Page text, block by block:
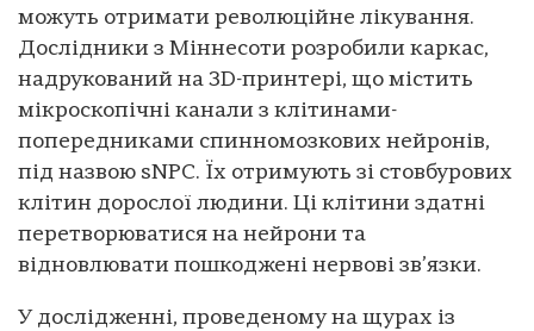
можуть отримати революційне лікування.
Дослідники з Міннесоти розробили каркас,
надрукований на 3D-принтері, що містить
мікроскопічні канали з клітинами-
попередниками спинномозкових нейронів,
під назвою sNPC. Їх отримують зі стовбурових
клітин дорослої людини. Ці клітини здатні
перетворюватися на нейрони та
відновлювати пошкоджені нервові зв’язки.
У дослідженні, проведеному на щурах із